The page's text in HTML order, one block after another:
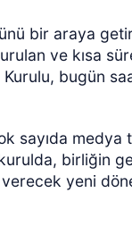
bir araya
ve kısa
bugün
sayıda medya
birliğin
yeni